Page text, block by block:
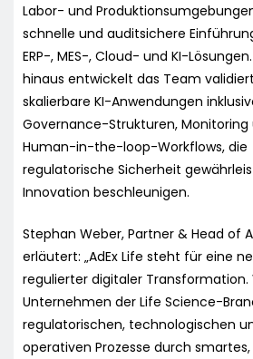
Labor- und
schnelle und auditsichere
ERP-, MES-, Cloud- und KI-
hinaus entwickelt das Team
skalierbare KI-Anwendungen
Governance-Strukturen, Monitoring
Human-in-the-loop-Workflows, die
regulatorische Sicherheit
Innovation beschleunigen.
Stephan Weber, Partner & Head of
erläutert: „AdEx Life steht für eine
regulierter digitaler Transformation.
Unternehmen der Life Science-
regulatorischen, technologischen
operativen Prozesse durch